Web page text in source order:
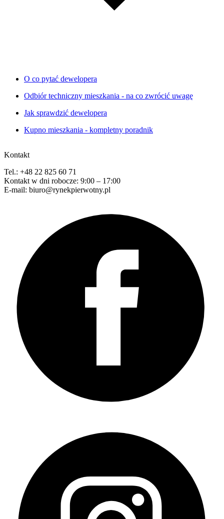
O co pytać dewelopera
Odbiór techniczny mieszkania - na co zwrócić uwagę
Jak sprawdzić dewelopera
Kupno mieszkania - kompletny poradnik
Kontakt
Tel.: +48 22 825 60 71
Kontakt w dni robocze: 9:00 – 17:00
E-mail: biuro@rynekpierwotny.pl